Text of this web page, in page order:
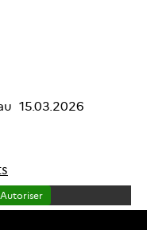
15.03.2026
s
Autoriser